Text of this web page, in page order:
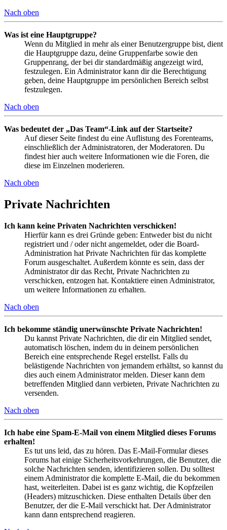
Nach oben
Was ist eine Hauptgruppe?
Wenn du Mitglied in mehr als einer Benutzergruppe bist, dient
die Hauptgruppe dazu, deine Gruppenfarbe sowie den
Gruppenrang, der bei dir standardmäßig angezeigt wird,
festzulegen. Ein Administrator kann dir die Berechtigung
geben, deine Hauptgruppe im persönlichen Bereich selbst
festzulegen.
Nach oben
Was bedeutet der „Das Team“-Link auf der Startseite?
Auf dieser Seite findest du eine Auflistung des Forenteams,
einschließlich der Administratoren, der Moderatoren. Du
findest hier auch weitere Informationen wie die Foren, die
diese im Einzelnen moderieren.
Nach oben
Private Nachrichten
Ich kann keine Privaten Nachrichten verschicken!
Hierfür kann es drei Gründe geben: Entweder bist du nicht
registriert und / oder nicht angemeldet, oder die Board-
Administration hat Private Nachrichten für das komplette
Forum ausgeschaltet. Außerdem könnte es sein, dass der
Administrator dir das Recht, Private Nachrichten zu
verschicken, entzogen hat. Kontaktiere einen Administrator,
um weitere Informationen zu erhalten.
Nach oben
Ich bekomme ständig unerwünschte Private Nachrichten!
Du kannst Private Nachrichten, die dir ein Mitglied sendet,
automatisch löschen, indem du in deinem persönlichen
Bereich eine entsprechende Regel erstellst. Falls du
belästigende Nachrichten von jemandem erhältst, so kannst du
dies auch einem Administrator melden. Dieser kann dem
betreffenden Mitglied dann verbieten, Private Nachrichten zu
versenden.
Nach oben
Ich habe eine Spam-E-Mail von einem Mitglied dieses Forums
erhalten!
Es tut uns leid, das zu hören. Das E-Mail-Formular dieses
Forums hat einige Sicherheitsvorkehrungen, die Benutzer, die
solche Nachrichten senden, identifizieren sollen. Du solltest
einem Administrator die komplette E-Mail, die du bekommen
hast, weiterleiten. Dabei ist es ganz wichtig, die Kopfzeilen
(Headers) mitzuschicken. Diese enthalten Details über den
Benutzer, der die E-Mail verschickt hat. Der Administrator
kann dann entsprechend reagieren.